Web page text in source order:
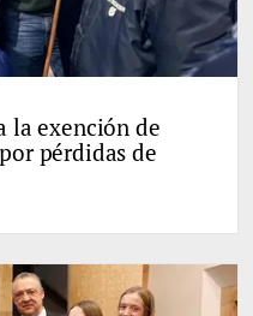
la exención de
pérdidas de